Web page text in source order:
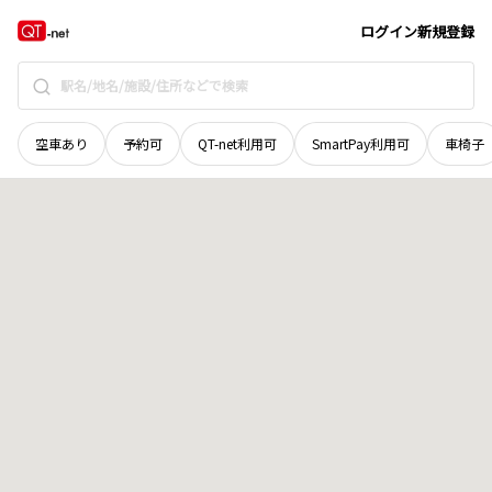
ログイン新規登録
空車あり 予約可 QT-net利用可 SmartPay利用可 車椅子
山梨県